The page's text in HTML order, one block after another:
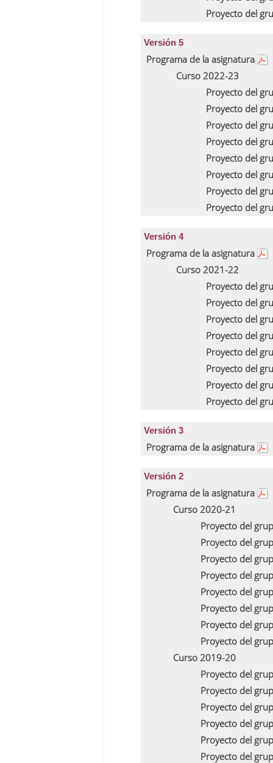
Proyecto del
Versión 5
Programa de la asignatura
Curso 2022-23
Proyecto del
Proyecto del
Proyecto del
Proyecto del
Proyecto del
Proyecto del
Proyecto del
Proyecto del
Versión 4
Programa de la asignatura
Curso 2021-22
Proyecto del
Proyecto del
Proyecto del
Proyecto del
Proyecto del
Proyecto del
Proyecto del
Proyecto del
Versión 3
Programa de la asignatura
Versión 2
Programa de la asignatura
Curso 2020-21
Proyecto del
Proyecto del
Proyecto del
Proyecto del
Proyecto del
Proyecto del
Proyecto del
Proyecto del
Curso 2019-20
Proyecto del
Proyecto del
Proyecto del
Proyecto del
Proyecto del
Proyecto del